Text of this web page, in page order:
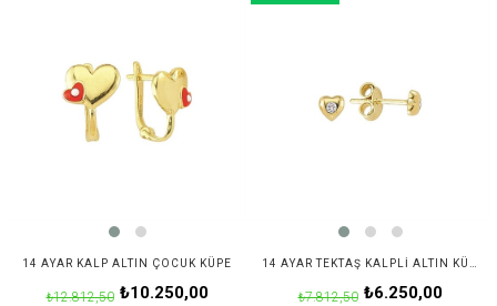
14 AYAR KALP ALTIN ÇOCUK KÜPE
₺10.250,00
₺12.812,50 ₺6.250,00
₺7.812,50